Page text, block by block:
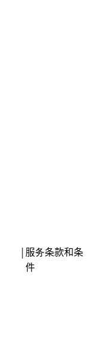
服务条款和条
件
|